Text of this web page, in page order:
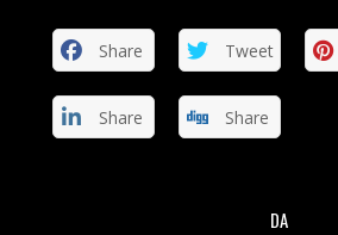
Share Tweet
Share Share
DA